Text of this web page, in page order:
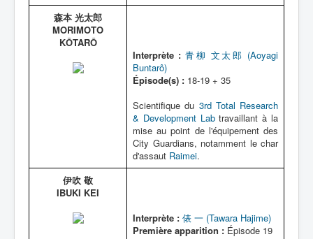
森本 光太郎
MORIMOTO
KÔTARÔ
Interprète : 青柳 文太郎 (Aoyagi
Buntarô)
Épisode(s) : 18-19 + 35
Scientifique du 3rd Total Research
& Development Labtravaillant à la
mise au point de l'équipement des
City Guardians, notamment le char
d'assaut Raimei.
伊吹 敬
IBUKI KEI
Interprète : 俵 一 (Tawara Hajime)
Première apparition : Épisode 19